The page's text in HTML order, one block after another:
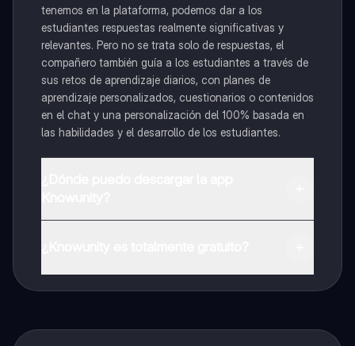
tenemos en la plataforma, podemos dar a los
estudiantes respuestas realmente significativas y
relevantes. Pero no se trata solo de respuestas, el
compañero también guía a los estudiantes a través de
sus retos de aprendizaje diarios, con planes de
aprendizaje personalizados, cuestionarios o contenidos
en el chat y una personalización del 100% basada en
las habilidades y el desarrollo de los estudiantes.